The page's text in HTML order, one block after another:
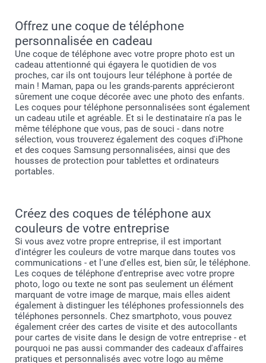
Offrez une coque de téléphone
personnalisée en cadeau
Une coque de téléphone avec votre propre photo est un
cadeau attentionné qui égayera le quotidien de vos
proches, car ils ont toujours leur téléphone à portée de
main ! Maman, papa ou les grands-parents apprécieront
sûrement une coque décorée avec une photo des enfants.
Les coques pour téléphone personnalisées sont également
un cadeau utile et agréable. Et si le destinataire n'a pas le
même téléphone que vous, pas de souci - dans notre
sélection, vous trouverez également des coques d'iPhone
et des coques Samsung personnalisées, ainsi que des
housses de protection pour tablettes et ordinateurs
portables.
Créez des coques de téléphone aux
couleurs de votre entreprise
Si vous avez votre propre entreprise, il est important
d'intégrer les couleurs de votre marque dans toutes vos
communications - et l'une d'elles est, bien sûr, le téléphone.
Les coques de téléphone d'entreprise avec votre propre
photo, logo ou texte ne sont pas seulement un élément
marquant de votre image de marque, mais elles aident
également à distinguer les téléphones professionnels des
téléphones personnels. Chez smartphoto, vous pouvez
également créer des cartes de visite et des autocollants
pour cartes de visite dans le design de votre entreprise - et
pourquoi ne pas aussi commander des cadeaux d'affaires
pratiques et personnalisés avec votre logo au même